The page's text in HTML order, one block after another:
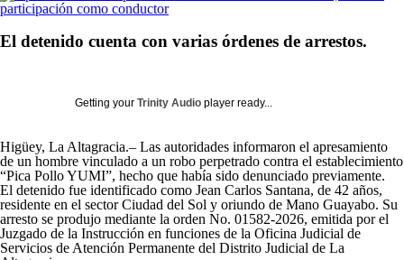
El detenido cuenta con varias órdenes de arrestos.
Getting your Trinity Audio player ready...
Higüey, La Altagracia.– Las autoridades informaron el apresamiento
de un hombre vinculado a un robo perpetrado contra el establecimiento
“Pica Pollo YUMI”, hecho que había sido denunciado previamente.
El detenido fue identificado como Jean Carlos Santana, de 42 años,
residente en el sector Ciudad del Sol y oriundo de Mano Guayabo. Su
arresto se produjo mediante la orden No. 01582-2026, emitida por el
Juzgado de la Instrucción en funciones de la Oficina Judicial de
Servicios de Atención Permanente del Distrito Judicial de La